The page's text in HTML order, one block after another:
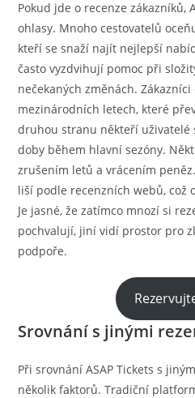
Pokud jde o recenze zákazníků,
ohlasy. Mnoho cestovatelů
kteří se snaží najít nejlepší
často vyzdvihují pomoc při
nečekaných změnách.
mezinárodních letech, které
druhou stranu někteří uživatelé
doby během hlavní sezóny.
zrušením letů a vrácením
liší podle recenzních webů, což
Je jasné, že zatímco mnozí si
pochvalují, jiní vidí prostor pro
podpoře.
Srovnání s jinými
Při srovnání ASAP Tickets s
několik faktorů. Tradiční